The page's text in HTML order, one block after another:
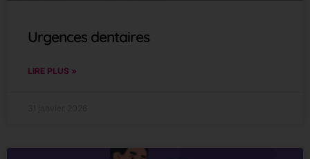
Urgences dentaires
LIRE PLUS »